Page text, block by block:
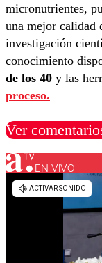
micronutrientes,
una mejor calidad
investigación
conocimiento
de los 40 y las
proceso.
Ver
Los
EN VIVO